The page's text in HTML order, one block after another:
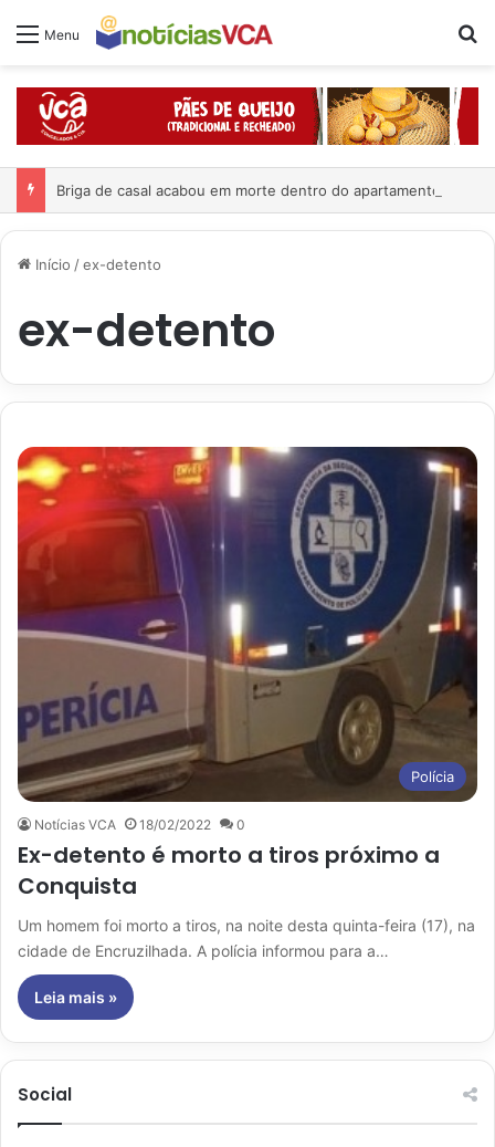
Menu
Briga de casal acabou em morte dentro do apartamento
Início /ex-detento
ex-detento
Polícia
Notícias VCA 18/02/2022 0
Ex-detento é morto a tiros próximo a
Conquista
Um homem foi morto a tiros, na noite desta quinta-feira (17), na
cidade de Encruzilhada. A polícia informou para a…
Leia mais »
Social